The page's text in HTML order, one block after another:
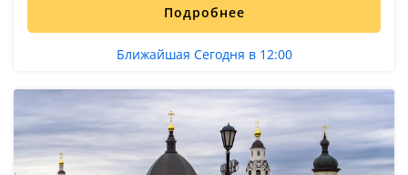
Подробнее
Ближайшая Сегодня в 12:00